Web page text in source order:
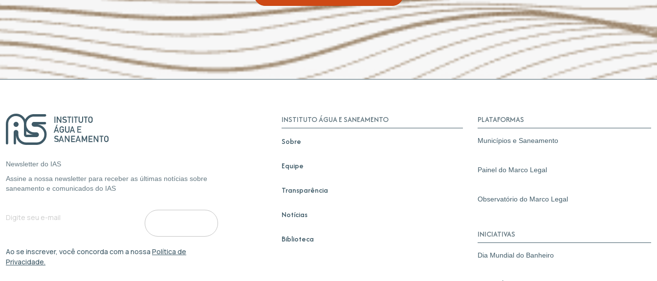
Newsletter do IAS
Assine a nossa newsletter para receber as últimas notícias sobre
saneamento e comunicados do IAS
Ao se inscrever, você concorda com a nossa Política de
Privacidade.
INSTITUTO ÁGUA E SANEAMENTO
Sobre
Equipe
Transparência
Notícias
Biblioteca
PLATAFORMAS
Municípios e Saneamento
Painel do Marco Legal
Observatório do Marco Legal
INICIATIVAS
Dia Mundial do Banheiro